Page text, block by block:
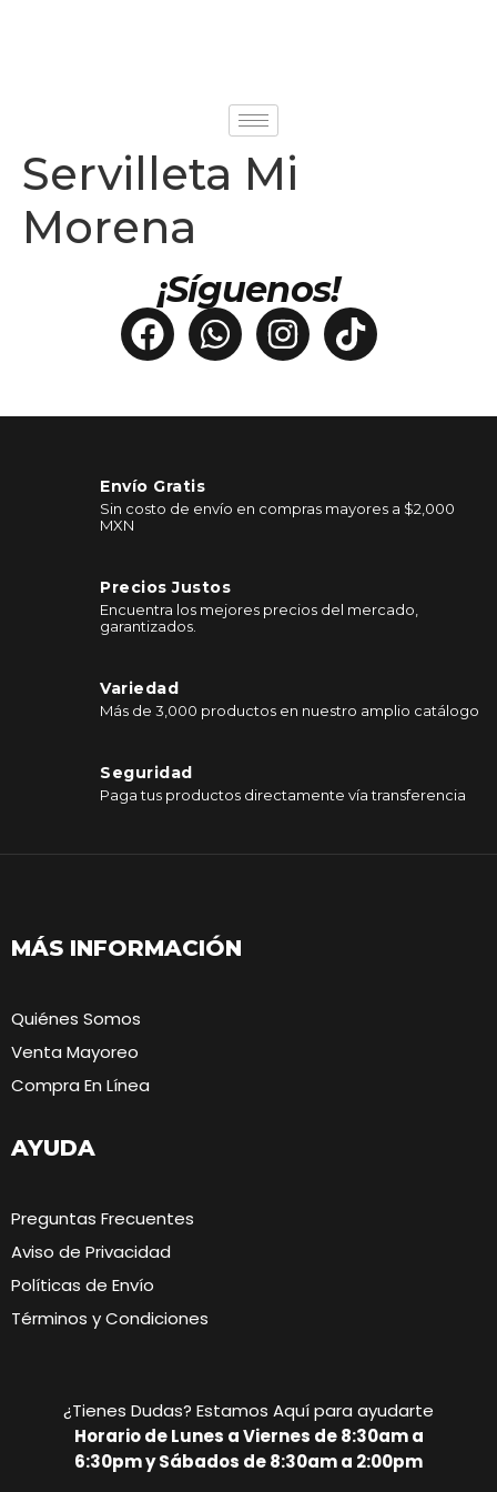
Servilleta Mi
Morena
¡Síguenos!
Envío Gratis
Sin costo de envío en compras mayores a $2,000
MXN
Precios Justos
Encuentra los mejores precios del mercado,
garantizados.
Variedad
Más de 3,000 productos en nuestro amplio catálogo
Seguridad
Paga tus productos directamente vía transferencia
MÁS INFORMACIÓN
Quiénes Somos
Venta Mayoreo
Compra En Línea
AYUDA
Preguntas Frecuentes
Aviso de Privacidad
Políticas de Envío
Términos y Condiciones
¿Tienes Dudas? Estamos Aquí para ayudarte
Horario de Lunes a Viernes de 8:30am a
6:30pm y Sábados de 8:30am a 2:00pm